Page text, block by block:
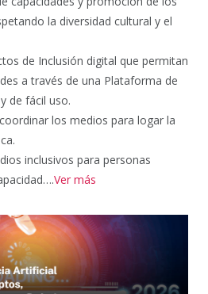
la diversidad cultural y el
de Inclusión digital que permitan
a través de una Plataforma de
de fácil uso.
los medios para logar la
inclusivos para personas
Ver más